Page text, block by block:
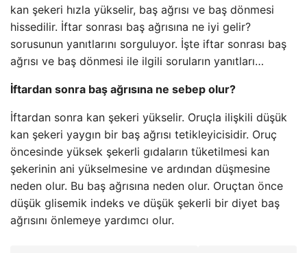
kan şekeri hızla yükselir, baş ağrısı ve baş dönmesi
hissedilir. İftar sonrası baş ağrısına ne iyi gelir?
sorusunun yanıtlarını sorguluyor. İşte iftar sonrası baş
ağrısı ve baş dönmesi ile ilgili soruların yanıtları…
İftardan sonra baş ağrısına ne sebep olur?
İftardan sonra kan şekeri yükselir. Oruçla ilişkili düşük
kan şekeri yaygın bir baş ağrısı tetikleyicisidir. Oruç
öncesinde yüksek şekerli gıdaların tüketilmesi kan
şekerinin ani yükselmesine ve ardından düşmesine
neden olur. Bu baş ağrısına neden olur. Oruçtan önce
düşük glisemik indeks ve düşük şekerli bir diyet baş
ağrısını önlemeye yardımcı olur.